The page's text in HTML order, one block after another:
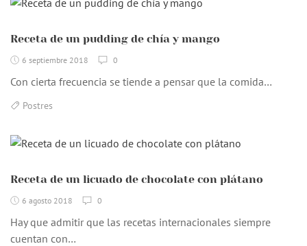
Receta de un pudding de chía y mango
6 septiembre 2018 0
Con cierta frecuencia se tiende a pensar que la comida…
Postres
Receta de un licuado de chocolate con plátano
6 agosto 2018 0
Hay que admitir que las recetas internacionales siempre
cuentan con…